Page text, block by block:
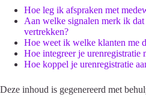
Hoe leg ik afspraken met
Aan welke signalen merk ik
vertrekken?
Hoe weet ik welke klanten me
Hoe integreer je urenregistratie
Hoe koppel je urenregistratie
Deze inhoud is gegenereerd met